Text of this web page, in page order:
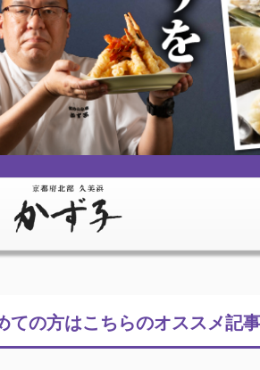
ての方はこちらのオススメ記